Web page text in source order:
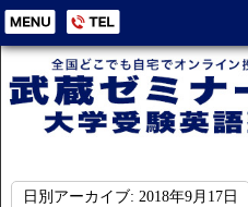
日別アーカイブ: 2018年9月17日